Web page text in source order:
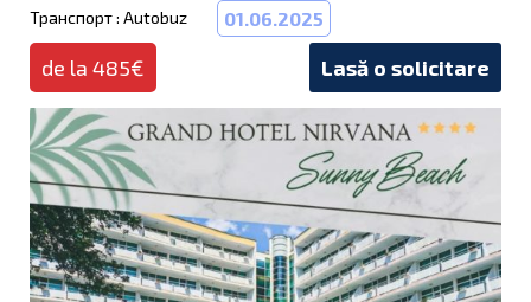
Транспорт : Autobuz
01.06.2025
de la 485€ Lasă o solicitare